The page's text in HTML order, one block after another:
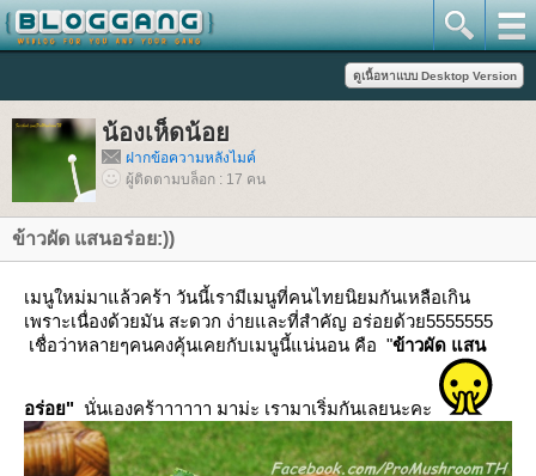
น้องเห็ดน้อ
ฝากข้อความหลังไมค์
ผู้ติดตามบล็อก : 17 คน
ข้าวผัด แสนอร่อย:))
เมนูใหม่มาแล้วคร้า วันนี้เรามีเมนูที่คนไทยนิยมกันเหลือเกิน
เพราะเนื่องด้วยมัน สะดวก ง่ายและที่สำคัญ อร่อยด้วย5555555
เชื่อว่าหลายๆคนคงคุ้นเคยกับเมนูนี้แน่นอน คือ "ข้าวผัด แสน
อร่อย" นั่นเองคร้าาาาาา มาม่ะ เรามาเริ่มกันเลยนะคะ